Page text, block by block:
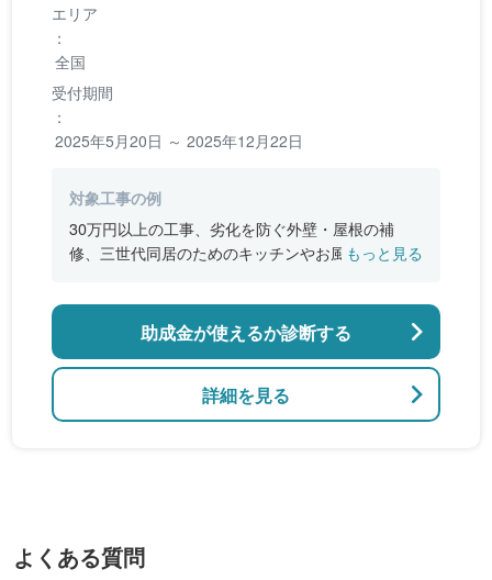
エリア
：
全国
受付期間
：
2025年5月20日 ～ 2025年12月22日
対象工事の例
30万円以上の工事、劣化を防ぐ外壁・屋根の補
修、三世代同居のためのキッチンやお風呂の増
もっと見る
詳細を見る
助成金が使えるか診断する
よくある質問